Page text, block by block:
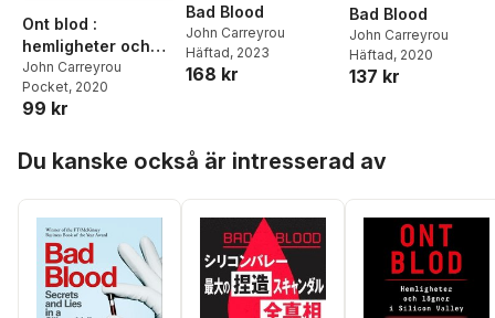
Ont blod :
hemligheter och
lögner i Silicon
Valley
John Carreyrou
Pocket, 2020
99 kr
Bad Blood
John Carreyrou
Häftad, 2023
168 kr
Bad Blood
John Carreyrou
Häftad, 2020
137 kr
Du kanske också är intresserad av